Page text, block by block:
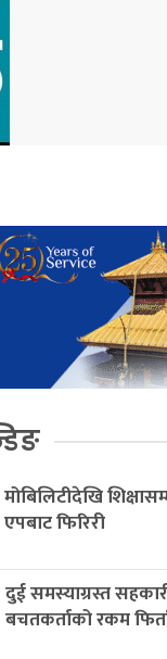
मोबिलिटीदेखि
एपबाट फिरिरी
दुई समस्याग्रस्त
बचतकर्ताको रकम